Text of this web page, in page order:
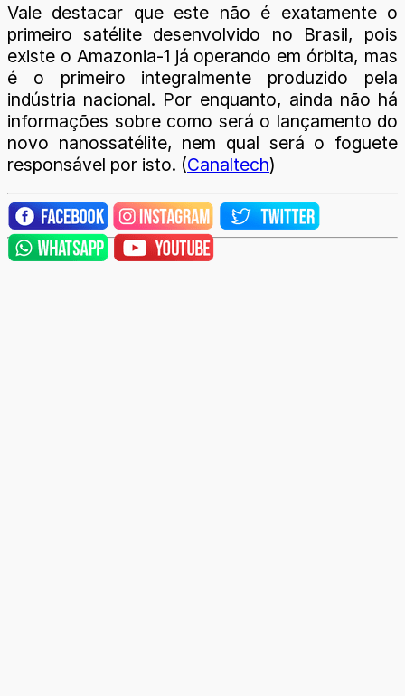
Vale destacar que este não é exatamente o
primeiro satélite desenvolvido no Brasil, pois
existe o Amazonia-1 já operando em órbita, mas
é o primeiro integralmente produzido pela
indústria nacional. Por enquanto, ainda não há
informações sobre como será o lançamento do
novo nanossatélite, nem qual será o foguete
responsável por isto. (Canaltech)